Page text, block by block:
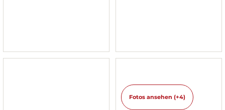
Fotos ansehen (+4)